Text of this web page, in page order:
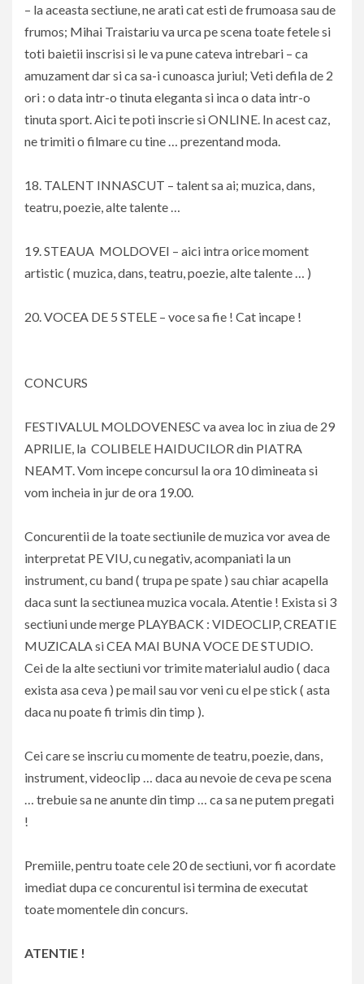
– la aceasta sectiune, ne arati cat esti de frumoasa sau de
frumos; Mihai Traistariu va urca pe scena toate fetele si
toti baietii inscrisi si le va pune cateva intrebari – ca
amuzament dar si ca sa-i cunoasca juriul; Veti defila de 2
ori : o data intr-o tinuta eleganta si inca o data intr-o
tinuta sport. Aici te poti inscrie si ONLINE. In acest caz,
ne trimiti o filmare cu tine … prezentand moda.
18. TALENT INNASCUT – talent sa ai; muzica, dans,
teatru, poezie, alte talente …
19. STEAUA MOLDOVEI – aici intra orice moment
artistic ( muzica, dans, teatru, poezie, alte talente … )
20. VOCEA DE 5 STELE – voce sa fie ! Cat incape !
CONCURS
FESTIVALUL MOLDOVENESC va avea loc in ziua de 29
APRILIE, la COLIBELE HAIDUCILOR din PIATRA
NEAMT. Vom incepe concursul la ora 10 dimineata si
vom incheia in jur de ora 19.00.
Concurentii de la toate sectiunile de muzica vor avea de
interpretat PE VIU, cu negativ, acompaniati la un
instrument, cu band ( trupa pe spate ) sau chiar acapella
daca sunt la sectiunea muzica vocala. Atentie ! Exista si 3
sectiuni unde merge PLAYBACK : VIDEOCLIP, CREATIE
MUZICALA si CEA MAI BUNA VOCE DE STUDIO.
Cei de la alte sectiuni vor trimite materialul audio ( daca
exista asa ceva ) pe mail sau vor veni cu el pe stick ( asta
daca nu poate fi trimis din timp ).
Cei care se inscriu cu momente de teatru, poezie, dans,
instrument, videoclip … daca au nevoie de ceva pe scena
… trebuie sa ne anunte din timp … ca sa ne putem pregati
!
Premiile, pentru toate cele 20 de sectiuni, vor fi acordate
imediat dupa ce concurentul isi termina de executat
toate momentele din concurs.
ATENTIE !